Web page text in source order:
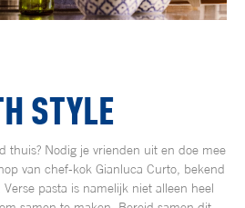
STYLE
thuis? Nodig je vrienden uit en doe mee
van chef-kok Gianluca Curto, bekend
pasta is namelijk niet alleen heel